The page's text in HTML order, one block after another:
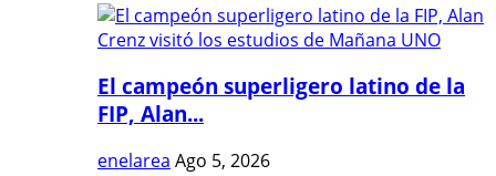
El campeón superligero latino de la
FIP, Alan...
enelarea Ago 5, 2026